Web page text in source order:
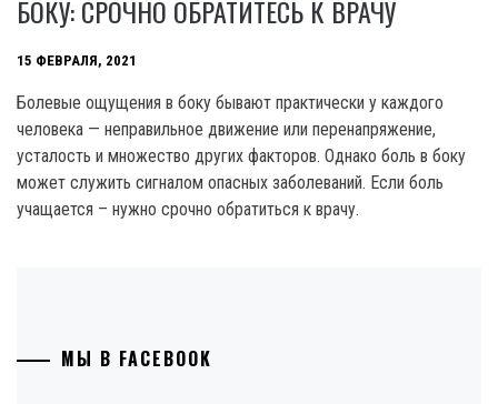
БОКУ: СРОЧНО ОБРАТИТЕСЬ К ВРАЧУ
15 ФЕВРАЛЯ, 2021
Болевые ощущения в боку бывают практически у каждого
человека — неправильное движение или перенапряжение,
усталость и множество других факторов. Однако боль в боку
может служить сигналом опасных заболеваний. Если боль
учащается – нужно срочно обратиться к врачу.
МЫ В FACEBOOK